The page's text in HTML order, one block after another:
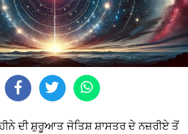
ਦੀ ਸ਼ੁਰੂਆਤ ਜੋਤਿਸ਼ ਸ਼ਾਸਤਰ ਦੇ ਨਜ਼ਰੀਏ ਤੋਂ